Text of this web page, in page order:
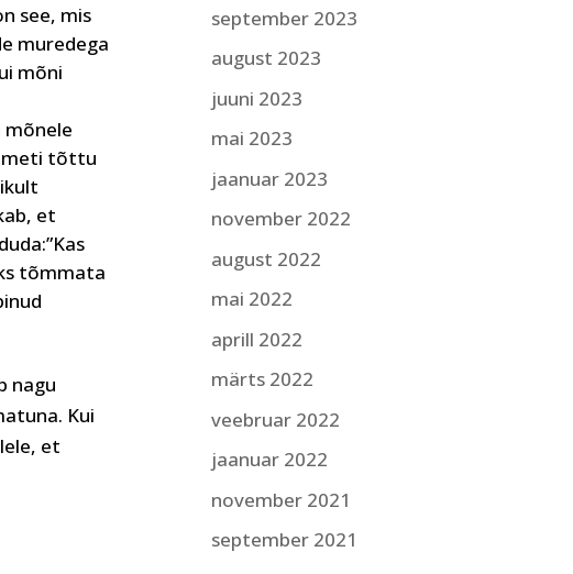
see, mis
muredega
mõni
tõttu
et
tõmmata
nagu
Kui
et
september 2023
august 2023
juuni 2023
mai 2023
jaanuar 2023
november 2022
august 2022
mai 2022
aprill 2022
märts 2022
veebruar 2022
jaanuar 2022
november 2021
september 2021